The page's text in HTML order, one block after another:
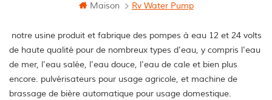
Maison Rv Water Pump
notre usine produit et fabrique des pompes à eau 12 et 24 volts
de haute qualité pour de nombreux types d'eau, y compris l'eau
de mer, l'eau salée, l'eau douce, l'eau de cale et bien plus
encore. pulvérisateurs pour usage agricole, et machine de
brassage de bière automatique pour usage domestique.